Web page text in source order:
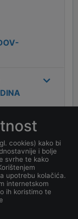
cookies) kako bi
i bolje
svrhe te kako
upotrebu kolačića.
internetskom
ih koristimo te